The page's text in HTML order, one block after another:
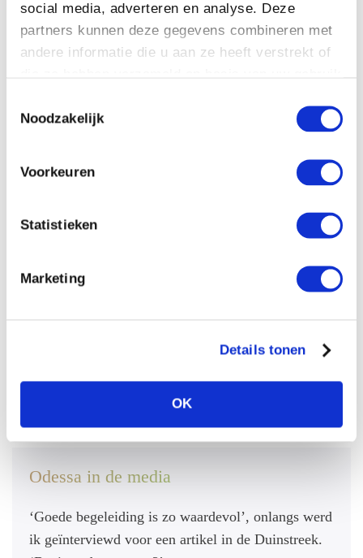
social media, adverteren en analyse. Deze
partners kunnen deze gegevens combineren met
andere informatie die u aan ze heeft verstrekt of
cookies als u onze website blijft gebruiken.
Noodzakelijk
Voorkeuren
Statistieken
Marketing
Details tonen
OK
Ik vind het fijn er te zijn voor mijn mede-mens en hen te
begeleiden bij het allerlaatste wat zij kunnen doen voor
Dag en nacht bereikbaar
Ongeacht waar u verzekerd bent
Odessa in de media
‘Goede begeleiding is zo waardevol’, onlangs werd
ik geïnterviewd voor een artikel in de Duinstreek.